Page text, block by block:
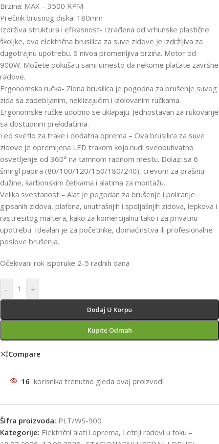
Brzina: MAX – 3500 RPM
Prečnik brusnog diska: 180mm
Izdrživa struktura i efikasnost- Izrađena od vrhunske plastične
školjke, ova električna brusilica za suve zidove je izdržljiva za
dugotrajnu upotrebu. 6 nivoa promenljiva brzina. Motor od
900W. Možete pokušati sami umesto da nekome plaćate završne
radove.
Ergonomska ručka- Zidna brusilica je pogodna za brušenje suvog
zida sa zadebljanim, neklizajućim i izolovanim ručkama.
Ergonomske ručke udobno se uklapaju. Jednostavan za rukovanje
sa dostupnim prekidačima.
Led svetlo za trake i dodatna oprema – Ova brusilica za suve
zidove je opremljena LED trakom koja nudi sveobuhvatno
osvetljenje od 360° na tamnom radnom mestu. Dolazi sa 6
šmirgl papira (80/100/120/150/180/240), crevom za prašinu
dužine, karbonskim četkama i alatima za montažu.
Velika svestanost – Alat je pogodan za brušenje i poliranje
gipsanih zidova, plafona, unutrašnjih i spoljašnjih zidova, lepkova i
rastresitog maltera, kako za komercijalnu tako i za privatnu
upotrebu. Idealan je za početnike, domaćinstva ili profesionalne
poslove brušenja.
Očekivani rok isporuke 2-5 radnih dana
- +
Dodaj U Korpu
Kupite Odmah
Compare
16 korisnika trenutno gleda ovaj proizvod!
Šifra proizvoda: PLT/WS-900
Kategorije: Električni alati i oprema, Letnji radovi u toku –